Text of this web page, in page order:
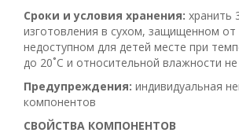
Сроки и условия хранения: хранить
изготовления в сухом, защищенном от
недоступном для детей месте при
до 20˚С и относительной влажности
Предупреждения: индивидуальная
компонентов
СВОЙСТВА КОМПОНЕНТОВ